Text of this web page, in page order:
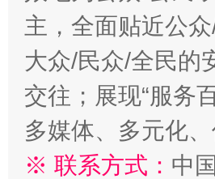
主，全面贴近公
大众/民众/全民的
交往；展现“服务
多媒体、多元化
※ 联系方式： 中